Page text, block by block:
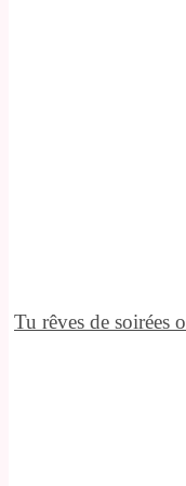
Tu rêves de soirées